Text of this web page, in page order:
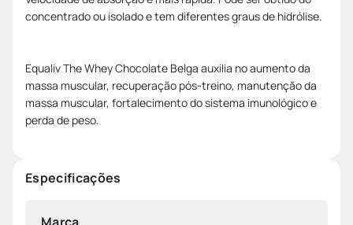
concentrado ou isolado e tem diferentes graus de hidrólise.
Equaliv The Whey Chocolate Belga auxilia no aumento da
massa muscular, recuperação pós-treino, manutenção da
massa muscular, fortalecimento do sistema imunológico e
perda de peso.
Especificações